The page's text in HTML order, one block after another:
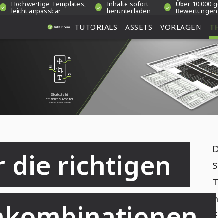
Hochwertige Templates,
leicht anpassbar
Inhalte sofort
herunterladen
Über 10.000
Bewertungen
TUTORIALS ASSETS VORLAGEN
Shortcuts für
effizientes Arbeiten
Referenzkarten zum Download
die richtigen